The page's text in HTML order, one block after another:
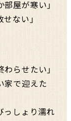
部屋が寒い」
ない」
わらせたい」
家で迎えた
っしょり濡れ